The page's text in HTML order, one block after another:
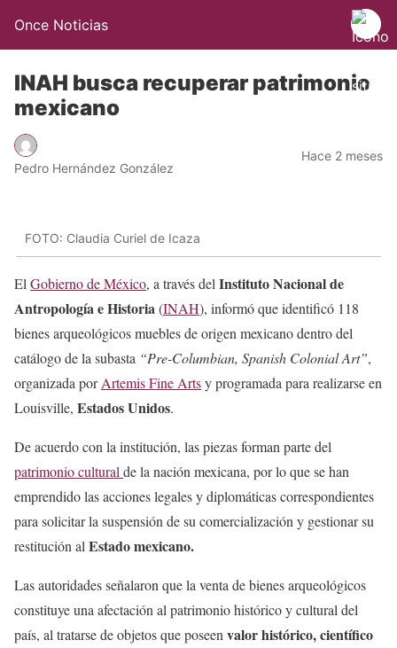
Once Noticias
INAH busca recuperar patrimonio
mexicano
Pedro Hernández González
Hace 2 meses
FOTO: Claudia Curiel de Icaza
ElGobierno de México, a través delInstituto Nacional de
Antropología e Historia(INAH), informó que identificó 118
bienes arqueológicos muebles de origen mexicano dentro del
catálogo de la subasta “Pre-Columbian, Spanish Colonial Art”,
organizada porArtemis Fine Artsy programada para realizarse en
Louisville, Estados Unidos.
De acuerdo con la institución, las piezas forman parte del
patrimonio culturalde la nación mexicana, por lo que se han
emprendido las acciones legales y diplomáticas correspondientes
para solicitar la suspensión de su comercialización y gestionar su
restitución alEstado mexicano.
Las autoridades señalaron que la venta de bienes arqueológicos
constituye una afectación al patrimonio histórico y cultural del
país, al tratarse de objetos que poseenvalor histórico, científico